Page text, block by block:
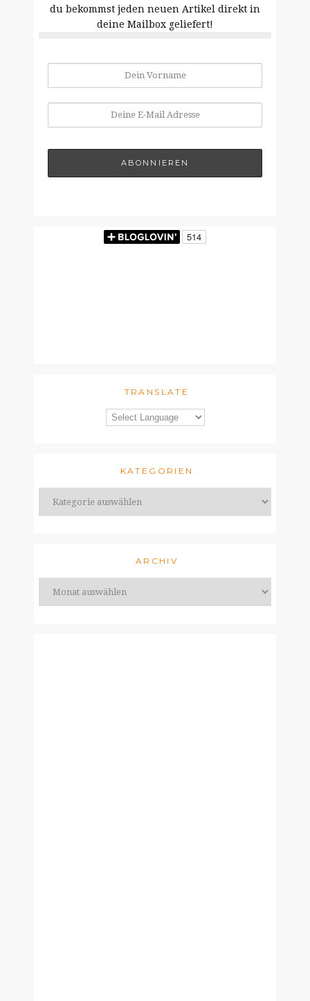
du bekommst jeden neuen Artikel direkt in
deine Mailbox geliefert!
TRANSLATE
KATEGORIEN
ARCHIV